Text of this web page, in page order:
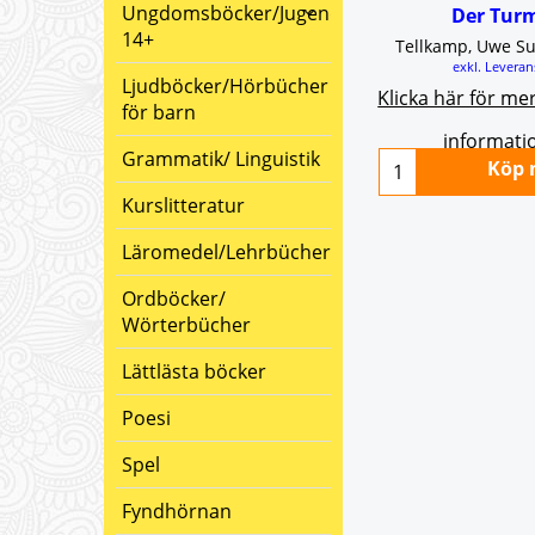
Ungdomsböcker/Jugendbücher
14+
Ljudböcker/Hörbücher
för barn
Grammatik/ Linguistik
Kurslitteratur
Läromedel/Lehrbücher
Ordböcker/
Wörterbücher
Lättlästa böcker
Poesi
Spel
Fyndhörnan
Der
Tellkamp, Uwe
exkl.
Klicka här för
Köp